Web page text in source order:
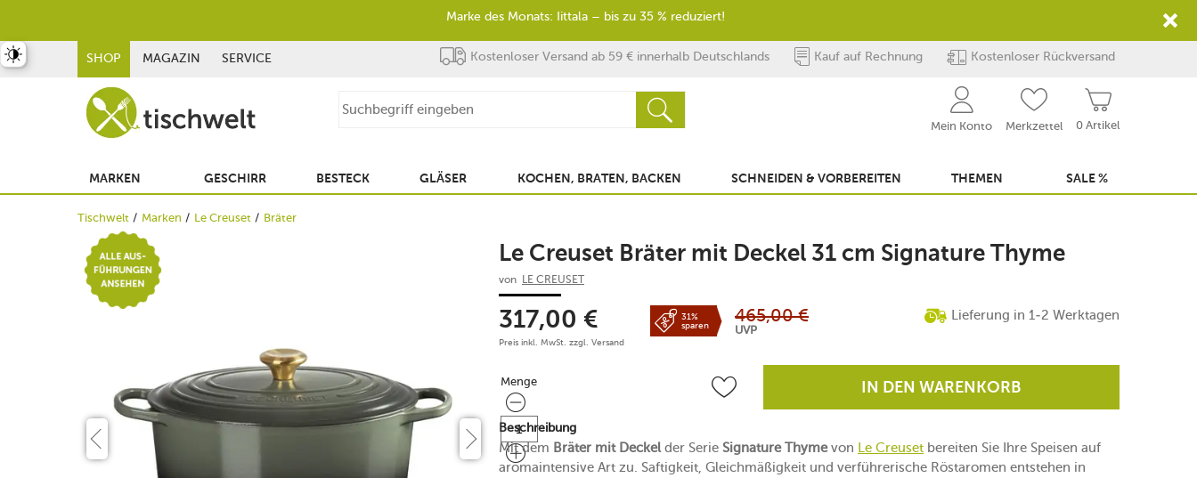
SHOP MAGAZIN SERVICE Kostenloser Versand ab 59 € innerhalb Deutschlands Kauf auf Rechnung Kostenloser Rückversand
0 Artikel
Mein Konto Merkzettel
MARKEN GESCHIRR BESTECK GLÄSER KOCHEN, BRATEN, BACKEN SCHNEIDEN & VORBEREITEN THEMEN SALE %
Tischwelt Marken Le Creuset Bräter
Le Creuset Bräter mit Deckel 31 cm Signature Thyme
von LE CREUSET
317,00 €
Preis inkl. MwSt. zzgl. Versand
31%
sparen
465,00 €
UVP
Lieferung in 1-2 Werktagen
Menge
Menge IN DEN WARENKORB
Beschreibung
Mit dem Bräter mit Deckelder Serie Signature Thymevon Le Creuset bereiten Sie Ihre Speisen auf
aromaintensive Art zu. Saftigkeit, Gleichmäßigkeit und verführerische Röstaromen entstehen in
umschalten
Marke des Monats: Iittala – bis zu 35 % reduziert!